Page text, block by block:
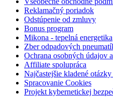
Reklamačný poriadok
Odstúpenie od zmluvy
Bonus program
Mikona - tepelná energetika
Zber odpadových
Ochrana osobných údajov
Affiliate spolupráca
Najčastejšie kladené
Spracovanie Cookies
Projekt kybernetickej